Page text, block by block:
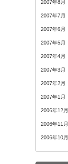
2007年8月
2007年7月
2007年6月
2007年5月
2007年4月
2007年3月
2007年2月
2007年1月
2006年12月
2006年11月
2006年10月